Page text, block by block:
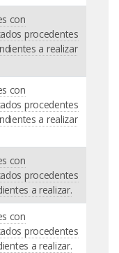
con
procedentes
a realizar
con
procedentes
a realizar
con
procedentes
a realizar.
con
procedentes
a realizar.